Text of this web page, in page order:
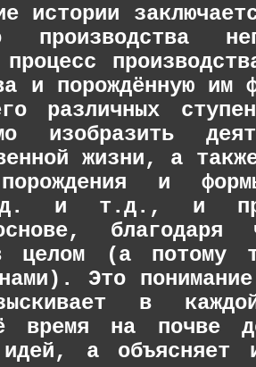
истории
процесс
и порождённую
различных
изобразить
жизни, а
порождения и
и т.д., и
благодаря
целом (а потому
Это
в
на почве
а объясняет